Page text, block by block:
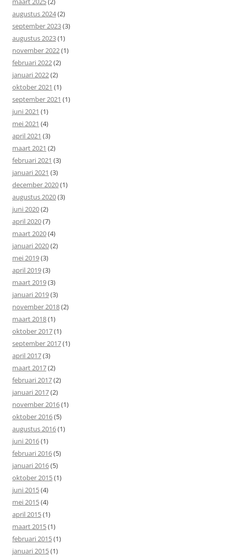
augustus 2024(2)
september 2023(3)
augustus 2023(1)
november 2022(1)
februari 2022(2)
januari 2022(2)
oktober 2021 (1)
september 2021 (1)
juni 2021 (1)
mei 2021 (4)
april 2021 (3)
maart 2021 (2)
februari 2021 (3)
januari 2021 (3)
december 2020(1)
augustus 2020(3)
juni 2020(2)
april 2020(7)
maart 2020(4)
januari 2020(2)
mei 2019(3)
april 2019(3)
maart 2019(3)
januari 2019(3)
november 2018(2)
maart 2018(1)
oktober 2017(1)
september 2017(1)
april 2017(3)
maart 2017(2)
februari 2017(2)
januari 2017(2)
november 2016(1)
oktober 2016(5)
augustus 2016(1)
juni 2016(1)
februari 2016(5)
januari 2016(5)
oktober 2015(1)
juni 2015(4)
mei 2015(4)
april 2015(1)
maart 2015(1)
februari 2015(1)
januari 2015(1)